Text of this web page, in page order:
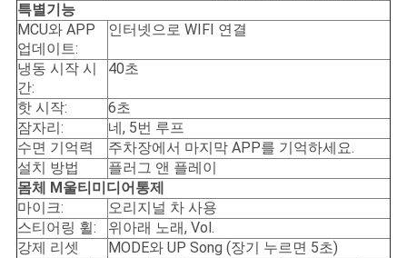
특별기능
MCU와 APP
업데이트:
인터넷으로 WIFI 연결
냉동 시작 시
간:
40초
핫 시작:
6초
잠자리:
네, 5번 루프
수면 기억력
주차장에서 마지막 APP를 기억하세요.
설치 방법
플러그 앤 플레이
몸체 M 울티미디어 통제
마이크:
오리지널 차 사용
스티어링 휠:
위아래 노래, Vol.
강제 리셋
MODE와 UP Song (장기 누르면 5초)